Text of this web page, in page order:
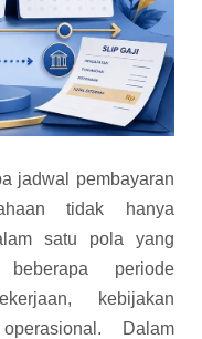
jadwal pembayaran
tidak hanya
satu pola yang
periode
kebijakan
Dalam